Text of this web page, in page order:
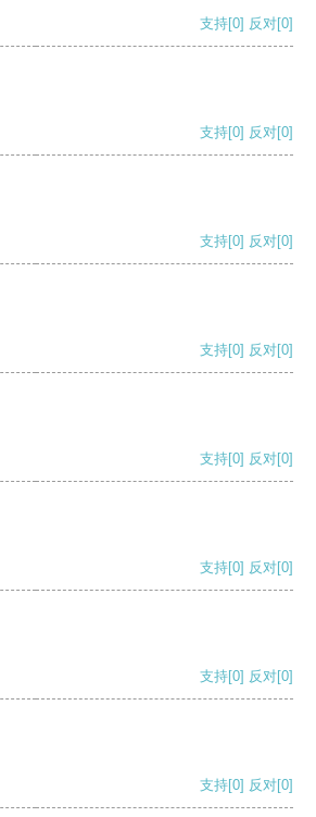
支持[0] 反对[0]
支持[0] 反对[0]
支持[0] 反对[0]
支持[0] 反对[0]
支持[0] 反对[0]
支持[0] 反对[0]
支持[0] 反对[0]
支持[0] 反对[0]